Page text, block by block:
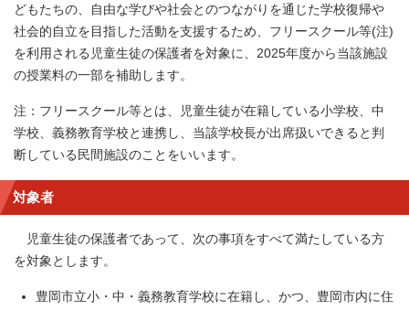
どもたちの、自由な学びや社会とのつながりを通じた学校復帰や
社会的自立を目指した活動を支援するため、フリースクール等(注)
を利用される児童生徒の保護者を対象に、2025年度から当該施設
の授業料の一部を補助します。
注：フリースクール等とは、児童生徒が在籍している小学校、中
学校、義務教育学校と連携し、当該学校長が出席扱いできると判
断している民間施設のことをいいます。
対象者
児童生徒の保護者であって、次の事項をすべて満たしている方
を対象とします。
豊岡市立小・中・義務教育学校に在籍し、かつ、豊岡市内に住